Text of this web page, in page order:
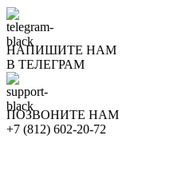
НАПИШИТЕ НАМ
В ТЕЛЕГРАМ
ПОЗВОНИТЕ НАМ
+7 (812) 602-20-72